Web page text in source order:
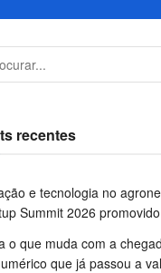
recentes
e tecnologia no
Summit 2026
o que muda com a
que já passou a